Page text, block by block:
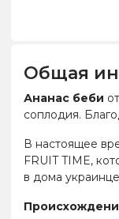
Общая
Ананас беби
соплодия.
В настоящее
FRUIT TIME,
в дома